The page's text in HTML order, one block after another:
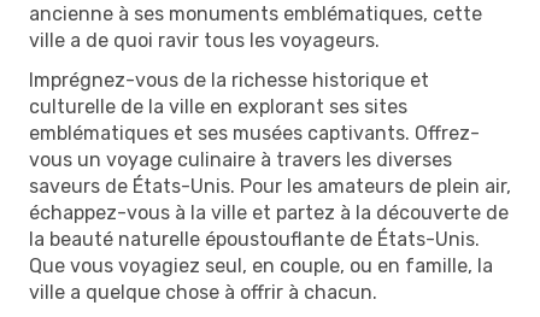
ancienne à ses monuments emblématiques, cette
ville a de quoi ravir tous les voyageurs.
Imprégnez-vous de la richesse historique et
culturelle de la ville en explorant ses sites
emblématiques et ses musées captivants. Offrez-
vous un voyage culinaire à travers les diverses
saveurs de États-Unis. Pour les amateurs de plein air,
échappez-vous à la ville et partez à la découverte de
la beauté naturelle époustouflante de États-Unis.
Que vous voyagiez seul, en couple, ou en famille, la
ville a quelque chose à offrir à chacun.